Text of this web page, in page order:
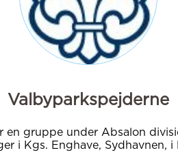
Valbyparkspejderne
en gruppe under Absalon
i Kgs. Enghave, Sydhavnen, i